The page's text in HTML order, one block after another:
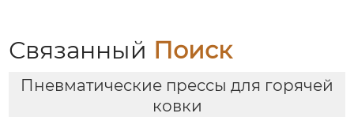
Связанный Поиск
Пневматические прессы для горячей
ковки